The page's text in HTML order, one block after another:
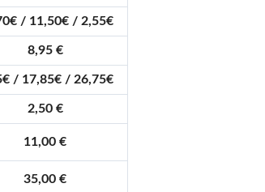
/ 11,50€ / 2,55€
8,95 €
/ 17,85€ / 26,75€
2,50 €
11,00 €
35,00 €